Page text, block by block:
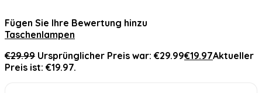
Fügen Sie Ihre Bewertung hinzu
Taschenlampen
€29.99 Ursprünglicher Preis war: €29.99€19.97Aktueller
Preis ist: €19.97.